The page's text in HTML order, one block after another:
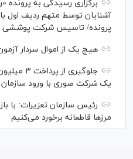
برگزاری رسیدگی به پرونده
آشنایان توسط متهم ردیف اول
پرونده/ تاسیس شرکت پوششی
هیچ یک از اموال سردار
یک شرکت صوری با ورود سازمان
رئیس سازمان تعزیرات: با
مرز‌ها قاطعانه برخورد می‌کنیم